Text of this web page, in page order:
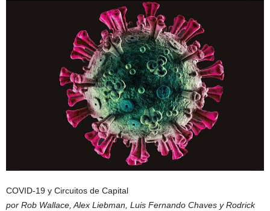
COVID-19 y Circuitos de Capital
por Rob Wallace, Alex Liebman, Luis Fernando Chaves y Rodrick